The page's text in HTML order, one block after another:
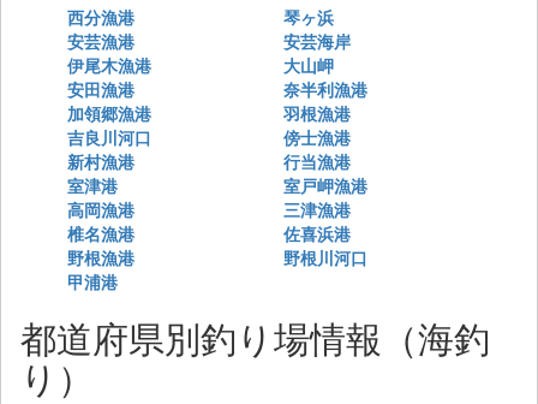
西分漁港
琴ヶ浜
安芸漁港
安芸海岸
伊尾木漁港
大山岬
安田漁港
奈半利漁港
加領郷漁港
羽根漁港
吉良川河口
傍士漁港
新村漁港
行当漁港
室津港
室戸岬漁港
高岡漁港
三津漁港
椎名漁港
佐喜浜港
野根漁港
野根川河口
甲浦港
都道府県別釣り場情報（海釣
り）